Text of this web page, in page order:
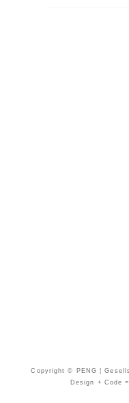
Copyright © PENG ¦
Design + Code